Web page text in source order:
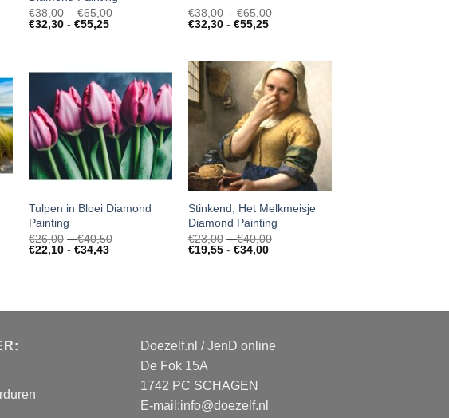
€38,00 - €65,00
€32,30 - €55,25Prijsklasse:
€38,00 - €65,00
€32,30 - €55,25Prijsklasse:
Tulpen in Bloei Diamond
Painting
€26,00 - €40,50
€22,10 - €34,43Prijsklasse:
Stinkend, Het Melkmeisje
Diamond Painting
€23,00 - €40,00
€19,55 - €34,00Prijsklasse:
Doezelf.nl / JenD online
De Fok 15A
1742 PC SCHAGEN
E-mail:info@doezelf.nl